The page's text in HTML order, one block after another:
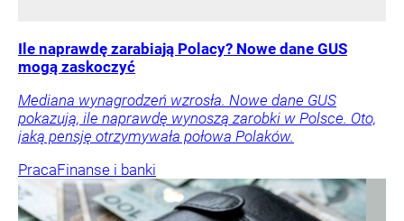
Ile naprawdę zarabiają Polacy? Nowe dane GUS
mogą zaskoczyć
Mediana wynagrodzeń wzrosła. Nowe dane GUS
pokazują, ile naprawdę wynoszą zarobki w Polsce. Oto,
jaką pensję otrzymywała połowa Polaków.
PracaFinanse i banki